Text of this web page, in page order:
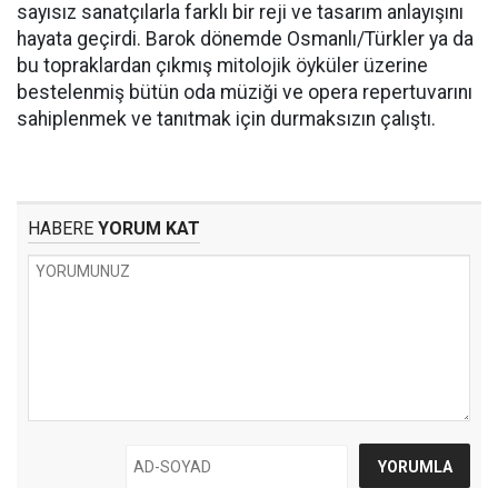
sayısız sanatçılarla farklı bir reji ve tasarım anlayışını
hayata geçirdi. Barok dönemde Osmanlı/Türkler ya da
bu topraklardan çıkmış mitolojik öyküler üzerine
bestelenmiş bütün oda müziği ve opera repertuvarını
sahiplenmek ve tanıtmak için durmaksızın çalıştı.
HABERE YORUM KAT